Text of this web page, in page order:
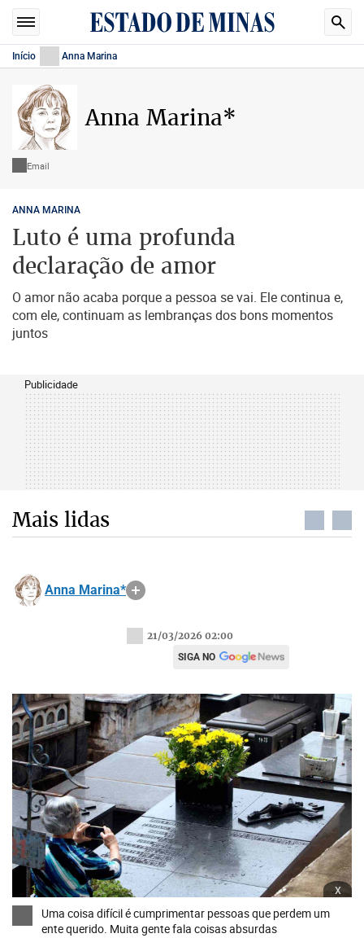
Início Anna Marina
Anna Marina*
Email
ANNA MARINA
Luto é uma profunda
declaração de amor
O amor não acaba porque a pessoa se vai. Ele continua e,
com ele, continuam as lembranças dos bons momentos
juntos
Publicidade
Mais lidas
Anna Marina*
21/03/2026 02:00
SIGA NO
x
Uma coisa difícil é cumprimentar pessoas que perdem um
ente querido. Muita gente fala coisas absurdas